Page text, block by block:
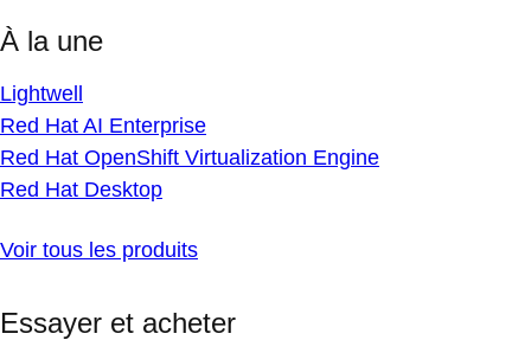
À la une
Lightwell
Red Hat AI Enterprise
Red Hat OpenShift Virtualization Engine
Red Hat Desktop
Voir tous les produits
Essayer et acheter